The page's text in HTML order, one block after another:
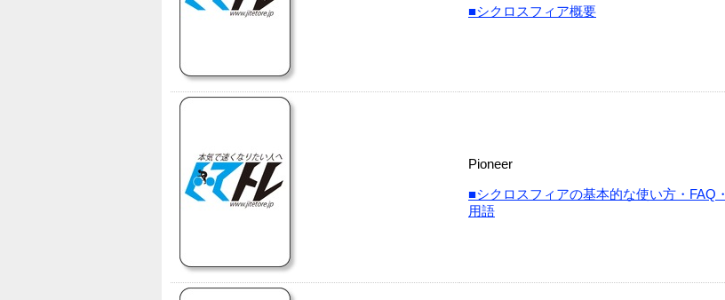
■シクロスフィア概要
Pioneer
■シクロスフィアの基本的な使い方・FAQ・
用語